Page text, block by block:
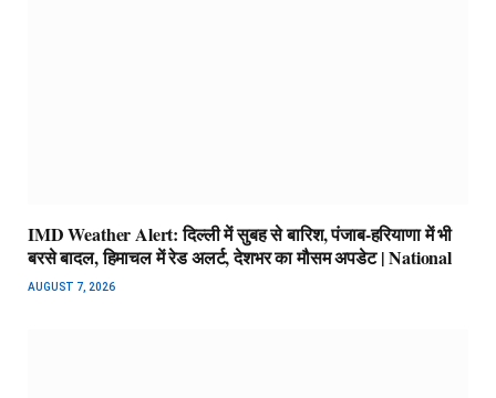
IMD Weather Alert: दिल्ली में सुबह से बारिश, पंजाब-हरियाणा में भी
बरसे बादल, हिमाचल में रेड अलर्ट, देशभर का मौसम अपडेट | National
AUGUST 7, 2026